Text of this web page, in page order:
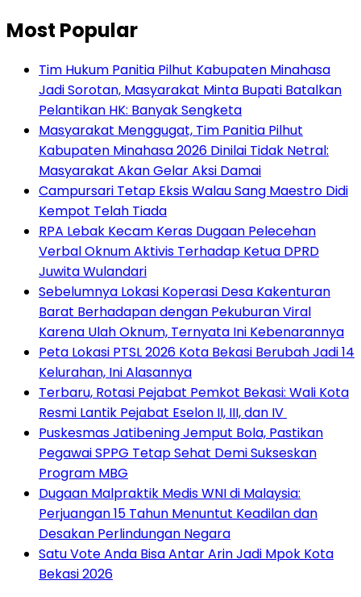
Most Popular
Tim Hukum Panitia Pilhut Kabupaten Minahasa
Jadi Sorotan, Masyarakat Minta Bupati Batalkan
Pelantikan HK: Banyak Sengketa
Masyarakat Menggugat, Tim Panitia Pilhut
Kabupaten Minahasa 2026 Dinilai Tidak Netral:
Masyarakat Akan Gelar Aksi Damai
Campursari Tetap Eksis Walau Sang Maestro Didi
Kempot Telah Tiada
RPA Lebak Kecam Keras Dugaan Pelecehan
Verbal Oknum Aktivis Terhadap Ketua DPRD
Juwita Wulandari
Sebelumnya Lokasi Koperasi Desa Kakenturan
Barat Berhadapan dengan Pekuburan Viral
Karena Ulah Oknum, Ternyata Ini Kebenarannya
Peta Lokasi PTSL 2026 Kota Bekasi Berubah Jadi 14
Kelurahan, Ini Alasannya
‎Terbaru, Rotasi Pejabat Pemkot Bekasi: Wali Kota
Resmi Lantik Pejabat Eselon II, III, dan IV ‎
Puskesmas Jatibening Jemput Bola, Pastikan
Pegawai SPPG Tetap Sehat Demi Sukseskan
Program MBG
‎Dugaan Malpraktik Medis WNI di Malaysia:
Perjuangan 15 Tahun Menuntut Keadilan dan
Desakan Perlindungan Negara
Satu Vote Anda Bisa Antar Arin Jadi Mpok Kota
Bekasi 2026